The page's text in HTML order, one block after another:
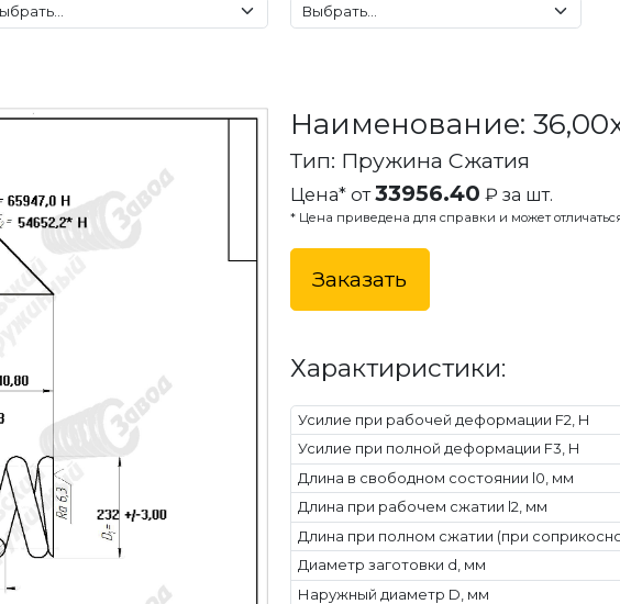
Наименование:
Тип: Пружина Сжатия
Цена* от33956.40 ₽ за шт.
* Цена приведена для справки и может
Заказать
Характиристики:
Усилие при рабочей деформации F2, Н
Усилие при полной деформации F3, Н
Длина в свободном состоянии l0, мм
Длина при рабочем сжатии l2, мм
Длина при полном сжатии (при
Диаметр заготовки d, мм
Наружный диаметр D, мм